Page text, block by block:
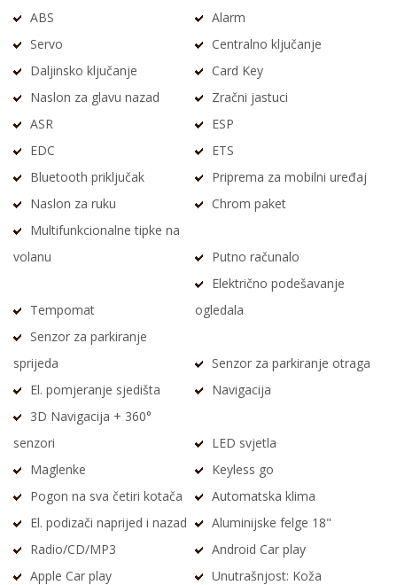
ABS
Alarm
Servo
Centralno ključanje
Daljinsko ključanje
Card Key
Naslon za glavu nazad
Zračni jastuci
ASR
ESP
EDC
ETS
Bluetooth priključak
Priprema za mobilni uređaj
Naslon za ruku
Chrom paket
Multifunkcionalne tipke na
volanu
Putno računalo
Tempomat
Električno podešavanje
ogledala
Senzor za parkiranje
sprijeda
Senzor za parkiranje otraga
El. pomjeranje sjedišta
Navigacija
3D Navigacija + 360°
senzori
LED svjetla
Maglenke
Keyless go
Pogon na sva četiri kotača
Automatska klima
El. podizači naprijed i nazad
Aluminijske felge 18"
Radio/CD/MP3
Android Car play
Apple Car play
Unutrašnjost: Koža